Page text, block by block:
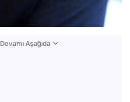
Aşağıda